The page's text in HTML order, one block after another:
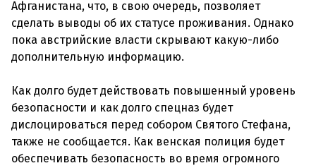
Афганистана, что, в свою очередь, позволяет
сделать выводы об их статусе проживания. Однако
пока австрийские власти скрывают какую-либо
дополнительную информацию.
Как долго будет действовать повышенный уровень
безопасности и как долго спецназ будет
дислоцироваться перед собором Святого Стефана,
также не сообщается. Как венская полиция будет
обеспечивать безопасность во время огромного